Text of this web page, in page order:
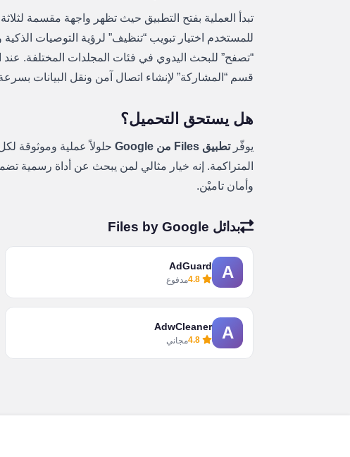
تبدأ العملية بفتح التطبيق حيث تظهر واجهة مقسمة
للمستخدم اختيار تبويب “تنظيف” لرؤية التوصيات
“تصفح” للبحث اليدوي في فئات المجلدات المختلفة.
قسم “المشاركة” لإنشاء اتصال آمن ونقل البيانات
هل يستحق التحميل؟
يوفّرتطبيق Files من Google
حلولاً عملية وموثوقة
المتراكمة. إنه خيار مثالي لمن يبحث عن أداة رسمية
وأمان تاميْن.
بدائل Files by Google
A
AdGuard
مدفوع
A
AdwCleaner
مجاني